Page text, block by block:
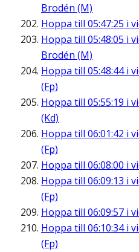
Brodén (M)
Hoppa till 05:47:25 i
Hoppa till 05:48:05 i
Brodén (M)
Hoppa till 05:48:44i
(Fp)
Hoppa till 05:55:19 i
(Kd)
Hoppa till 06:01:42 i
(Fp)
Hoppa till 06:08:00 i
Hoppa till 06:09:13 i
(Fp)
Hoppa till 06:09:57 i
Hoppa till 06:10:34i
(Fp)